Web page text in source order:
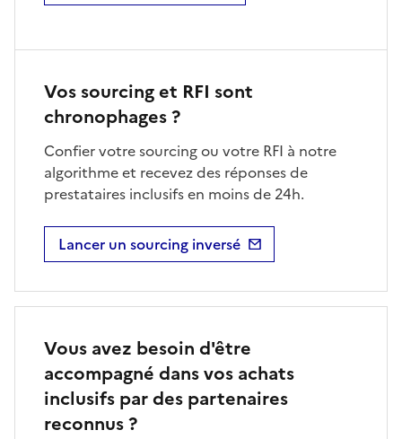
Vos sourcing et RFI sont
chronophages ?
Confier votre sourcing ou votre RFI à notre
algorithme et recevez des réponses de
prestataires inclusifs en moins de 24h.
Lancer un sourcing inversé
Vous avez besoin d'être
accompagné dans vos achats
inclusifs par des partenaires
reconnus ?